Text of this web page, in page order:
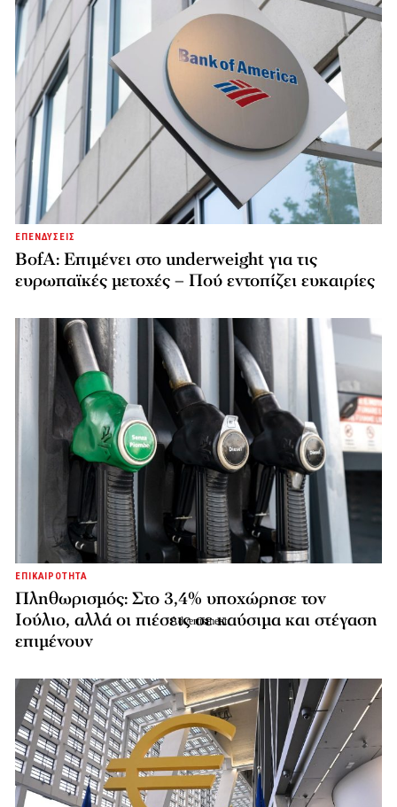
ΕΠΕΝΔΥΣΕΙΣ
BofA: Επιμένει στο underweight για τις
ευρωπαϊκές μετοχές – Πού εντοπίζει ευκαιρίες
ΕΠΙΚΑΙΡΟΤΗΤΑ
Πληθωρισμός: Στο 3,4% υποχώρησε τον
Ιούλιο, αλλά οι πιέσεις σε καύσιμα και στέγαση
επιμένουν